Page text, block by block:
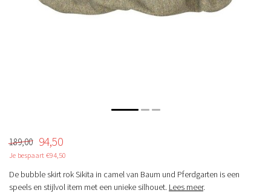
189,00 94,50
Je bespaart €94,50
De bubble skirt rok Sikita in camel van Baum und Pferdgarten is een
speels en stijlvol item met een unieke silhouet. Lees meer.